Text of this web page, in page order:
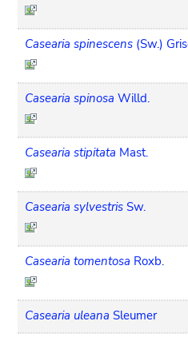
Casearia spinescens (Sw.)
Casearia spinosa Willd.
Casearia stipitata Mast.
Casearia sylvestris Sw.
Casearia tomentosa Roxb.
Casearia uleana Sleumer